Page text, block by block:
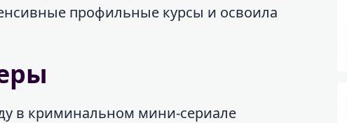
профильные курсы и освоила
в криминальном мини-сериале